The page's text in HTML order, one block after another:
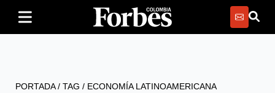
PORTADA/ TAG / ECONOMÍA LATINOAMERICANA